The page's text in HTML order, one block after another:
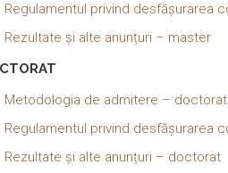
Regulamentul privind desfășurarea
Rezultate și alte anunțuri – master
Metodologia de admitere – doctorat
Regulamentul privind desfășurarea
Rezultate și alte anunțuri – doctorat